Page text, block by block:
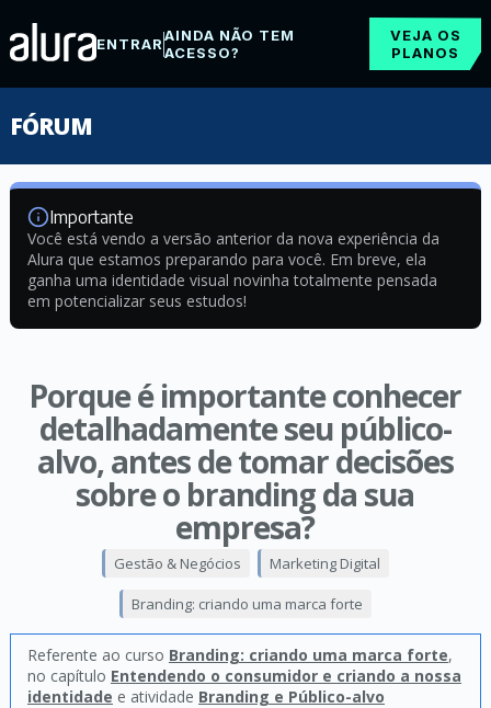
ENTRARAINDA NÃO TEM
ACESSO?
VEJA OS
PLANOS
FÓRUM
Importante
Você está vendo a versão anterior da nova experiência da
Alura que estamos preparando para você. Em breve, ela
ganha uma identidade visual novinha totalmente pensada
em potencializar seus estudos!
Porque é importante conhecer
detalhadamente seu público-
alvo, antes de tomar decisões
sobre o branding da sua
empresa?
Gestão & Negócios Marketing Digital
Branding: criando uma marca forte
Referente ao curso Branding: criando uma marca forte,
no capítulo Entendendo o consumidor e criando a nossa
identidade e atividade Branding e Público-alvo